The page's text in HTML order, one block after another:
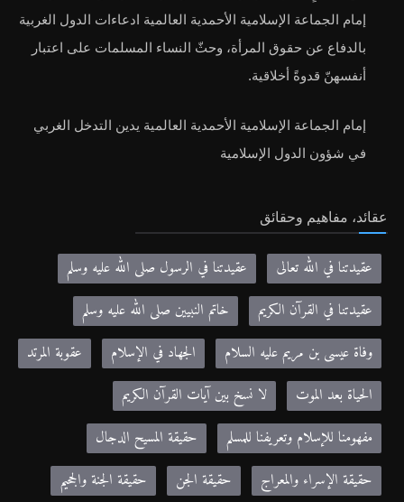
إمام الجماعة الإسلامية الأحمدية العالمية ادعاءات الدول الغربية
بالدفاع عن حقوق المرأة، وحثّ النساء المسلمات على اعتبار
أنفسهنّ قدوةً أخلاقية.
إمام الجماعة الإسلامية الأحمدية العالمية يدين التدخل الغربي
في شؤون الدول الإسلامية
عقائد، مفاهيم وحقائق
عقيدتنا في الله تعالى
عقيدتنا في الرسول صلى الله عليه وسلم
عقيدتنا في القرآن الكريم
خاتم النبيين صلى الله عليه وسلم
وفاة عيسى بن مريم عليه السلام
الجهاد في الإسلام
عقوبة المرتد
الحياة بعد الموت
لا نسخ بين آيات القرآن الكريم
مفهومنا للإسلام وتعريفنا للمسلم
حقيقة المسيح الدجال
حقيقة الإسراء والمعراج
حقيقة الجن حقيقة الجنة والجحيم